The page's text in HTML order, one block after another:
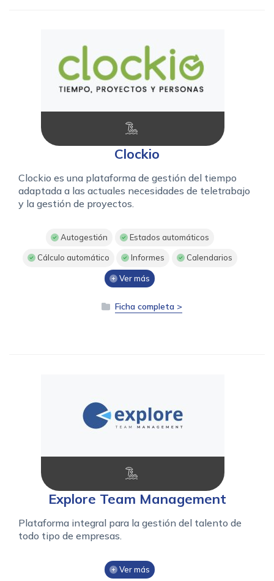
Clockio
Clockio es una plataforma de gestión del tiempo
adaptada a las actuales necesidades de teletrabajo
y la gestión de proyectos.
Autogestión Estados automáticos
Cálculo automático Informes Calendarios
Ver más
Ficha completa >
Explore Team Management
Plataforma integral para la gestión del talento de
todo tipo de empresas.
Ver más